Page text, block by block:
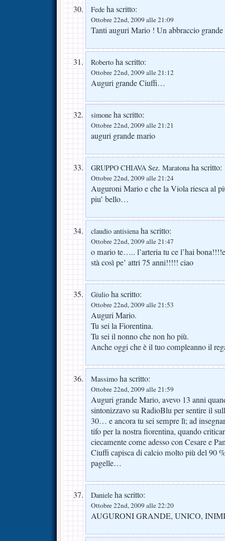
Fede ha scritto:
Ottobre 22nd, 2009 alle 21:09
Tanti auguri Mario ! Un abbraccio grande
Roberto ha scritto:
Ottobre 22nd, 2009 alle 21:12
Auguri grande Ciuffi…
simone ha scritto:
Ottobre 22nd, 2009 alle 21:21
auguri grande mario
GRUPPO CHIAVA Sez. Maratonaha scritto:
Ottobre 22nd, 2009 alle 21:24
Auguroni Mario e che la Viola riesca al
piu’ bello…
claudio antisienaha scritto:
Ottobre 22nd, 2009 alle 21:47
o mario te….. l’arteria tu ce l’hai
stà così pe’ attri 75 anni!!!!! ciao
Giulio ha scritto:
Ottobre 22nd, 2009 alle 21:53
Auguri Mario.
Tu sei la Fiorentina.
Tu sei il nonno che non ho più.
Anche oggi che è il tuo compleanno il
Massimo ha scritto:
Ottobre 22nd, 2009 alle 21:59
Auguri grande Mario, avevo 13 anni
sintonizzavo su RadioBlu per sentire il
30… e ancora tu sei sempre lì; ad
tifo per la nostra fiorentina, quando
ciecamente come adesso con Cesare e
Ciuffi capisca di calcio molto più del 90
pagelle…
Daniele ha scritto:
Ottobre 22nd, 2009 alle 22:20
AUGURONI GRANDE, UNICO,